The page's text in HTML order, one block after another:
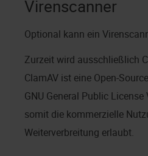
Virenscanner
Optional kann ein
Zurzeit wird ausschließlich
ClamAV ist eine Open-
GNU General Public
somit die kommerzielle
Weiterverbreitung erlaubt.